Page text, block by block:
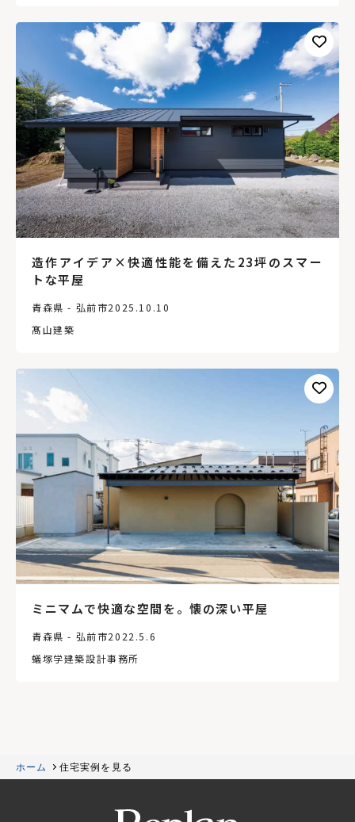
造作アイデア×快適性能を備えた23坪のスマー
トな平屋
青森県 - 弘前市2025.10.10
髙山建築
ミニマムで快適な空間を。懐の深い平屋
青森県 - 弘前市2022.5.6
蟻塚学建築設計事務所
ホーム 住宅実例を見る